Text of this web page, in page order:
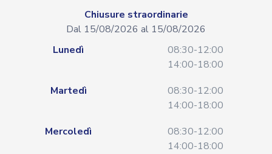
Chiusure straordinarie
Dal 15/08/2026 al 15/08/2026
Lunedì
08:30-12:00
14:00-18:00
Martedì
08:30-12:00
14:00-18:00
Mercoledì
08:30-12:00
14:00-18:00